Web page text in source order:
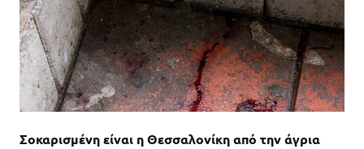
Σοκαρισμένη είναι η Θεσσαλονίκη από την άγρια